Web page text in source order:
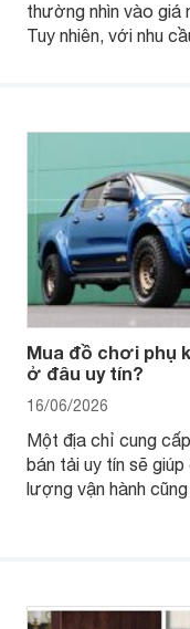
thường nhìn vào
Tuy nhiên, với nhu
không, dùng được
Mua đồ chơi phụ
ở đâu uy tín?
16/06/2026
Một địa chỉ cung
bán tải uy tín sẽ
lượng vận hành